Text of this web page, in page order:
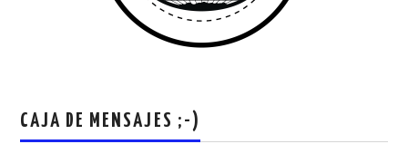
CAJA DE MENSAJES ;-)